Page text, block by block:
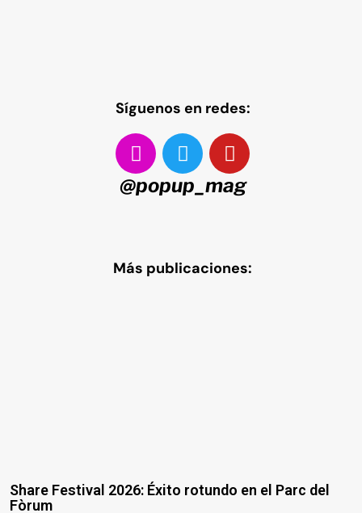
Síguenos en redes:
@popup_mag
Más publicaciones:
Share Festival 2026: Éxito rotundo en el Parc del
Fòrum